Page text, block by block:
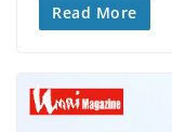
Read More